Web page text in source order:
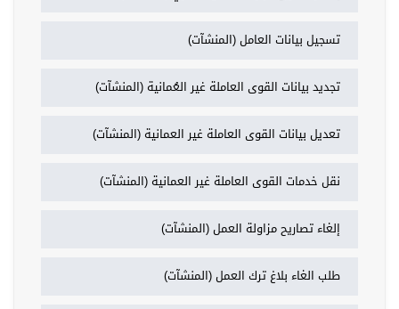
تسجيل بيانات العامل (المنشآت)
تجديد بيانات القوى العاملة غير العُمانية (المنشآت)
تعديل بيانات القوى العاملة غير العمانية (المنشآت)
نقل خدمات القوى العاملة غير العمانية (المنشآت)
إلغاء تصاريح مزاولة العمل (المنشآت)
طلب الغاء بلاغ ترك العمل (المنشآت)